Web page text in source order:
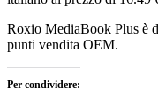
Roxio MediaBook Plus è
punti vendita OEM.
Per condividere: